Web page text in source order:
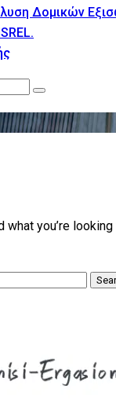
Δομικών
what you’re